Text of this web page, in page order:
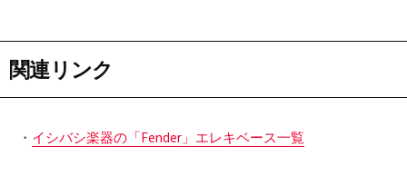
関連リンク
・ イシバシ楽器の「Fender」エレキベース一覧